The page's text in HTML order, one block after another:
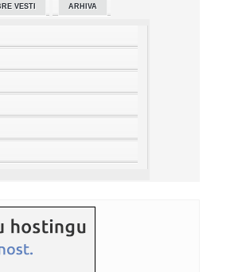
o "Sarajevo safariju"; Poslao poruku:
skoro razrešenje: Dogovor o
Prijem uz najviše počasti ispred
sednice Skupštine Kosova i nakon
Saše Vidića: Pronađen rukopis knjige
VESTI ARHIVA